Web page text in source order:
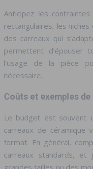
Anticipez les
rectangulaires, les
des carreaux qui
permettent d’épouser
l’usage de la pièce
nécessaire.
Coûts et exemples
Le budget est souvent
carreaux de céramique
format. En général,
carreaux standards, et